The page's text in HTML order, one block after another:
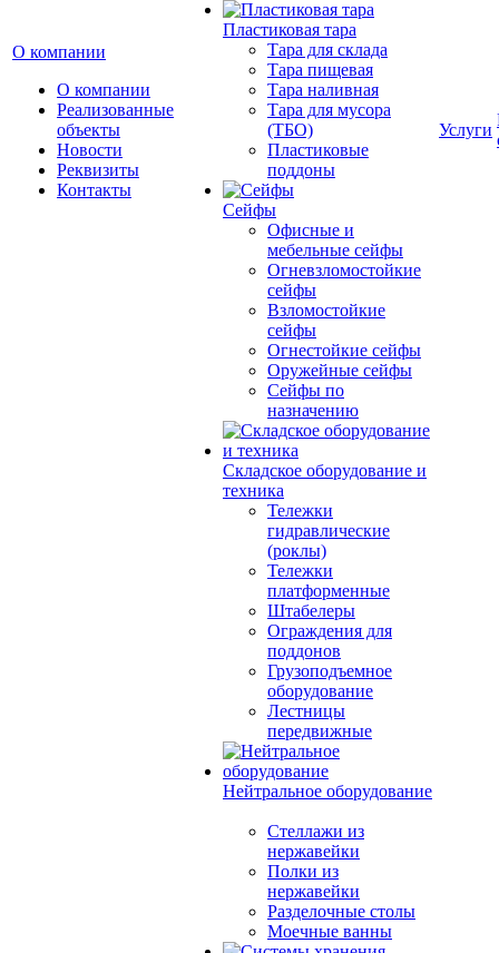
О компании
О компании
Реализованные
объекты
Новости
Реквизиты
Контакты
Пластиковая тара
Тара для склада
Тара пищевая
Тара наливная
Тара для мусора
(ТБО)
Пластиковые
поддоны
Сейфы
Офисные и
мебельные сейфы
Огневзломостойкие
сейфы
Взломостойкие
сейфы
Огнестойкие сейфы
Оружейные сейфы
Сейфы по
назначению
Складское оборудование и
техника
Тележки
гидравлические
(роклы)
Тележки
платформенные
Штабелеры
Ограждения для
поддонов
Грузоподъемное
оборудование
Лестницы
передвижные
Нейтральное оборудование
Стеллажи из
нержавейки
Полки из
нержавейки
Разделочные столы
Моечные ванны
Услуги